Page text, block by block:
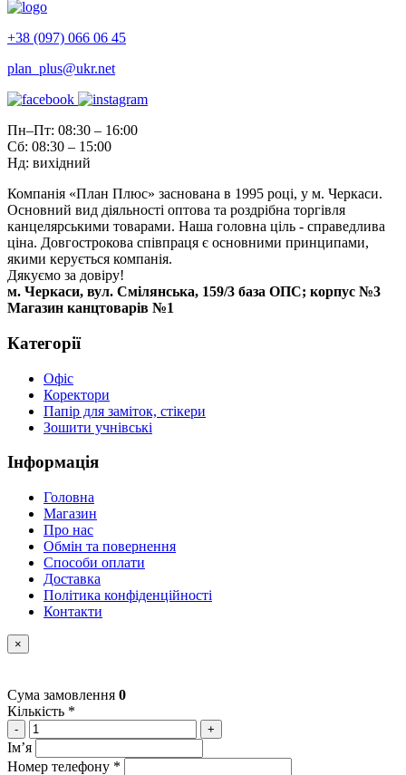
+38 (097) 066 06 45
plan_plus@ukr.net
Пн–Пт: 08:30 – 16:00
Сб: 08:30 – 15:00
Нд: вихідний
Компанія «План Плюс» заснована в 1995 році, у м. Черкаси.
Основний вид діяльності оптова та роздрібна торгівля
канцелярськими товарами. Наша головна ціль - справедлива
ціна. Довгострокова співпраця є основними принципами,
якими керується компанія.
Дякуємо за довіру!
м. Черкаси, вул. Смілянська, 159/3 база ОПС; корпус №3
Магазин канцтоварів №1
Категорії
Офіс
Коректори
Папір для заміток, стікери
Зошити учнівські
Інформація
Головна
Магазин
Про нас
Обмін та повернення
Способи оплати
Доставка
Політика конфіденційності
Контакти
×
Сума замовлення 0
Кількість *
- +
Імʼя
Номер телефону *